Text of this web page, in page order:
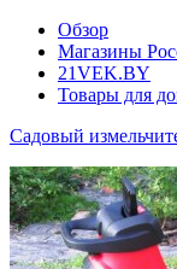
Обзор
Магазины
21VEK.BY
Товары для
Садовый